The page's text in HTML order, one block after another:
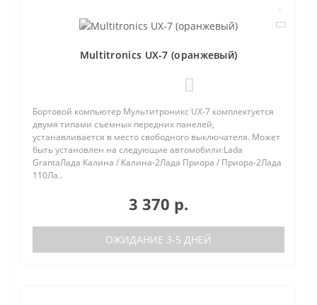
Multitronics UX-7 (оранжевый)
Бортовой компьютер Мультитроникс UX-7 комплектуется
двумя типами съемных передних панелей,
устанавливается в место свободного выключателя. Может
быть установлен на следующие автомобили:Lada
GrantaЛада Калина / Калина-2Лада Приора / Приора-2Лада
110Ла..
3 370 р.
ОЖИДАНИЕ 3-5 ДНЕЙ